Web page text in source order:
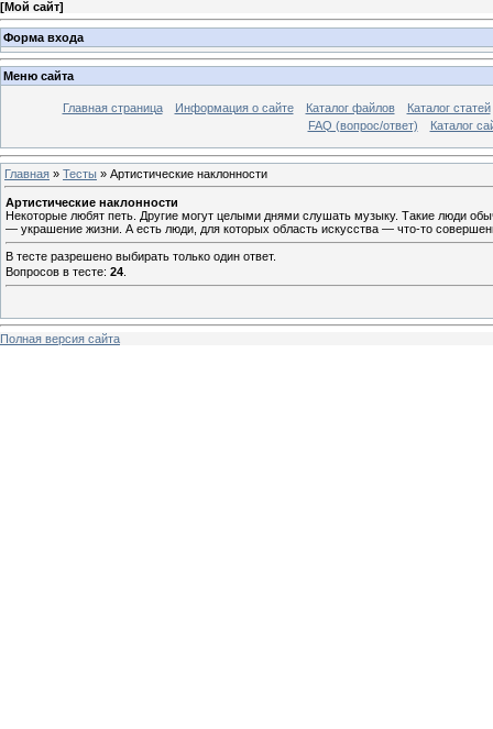
[Мой сайт]
Форма входа
Меню сайта
Главная страница Информация о сайте Каталог файлов
Каталог статей
FAQ (вопрос/ответ)
Каталог
Главная » Тесты » Артистические наклонности
Артистические наклонности
Некоторые любят петь. Другие могут целыми днями слушать музыку. Такие люди
— украшение жизни. А есть люди, для которых область искусства — что-то
В тесте разрешено выбирать только один ответ.
Вопросов в тесте: 24
Полная версия сайта